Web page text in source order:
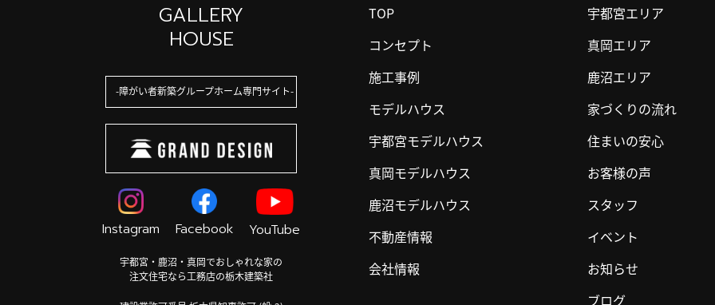
GALLERY
HOUSE
障がい者新築グループホーム専門サイト
Instagram Facebook YouTube
宇都宮・鹿沼・真岡でおしゃれな家の
注文住宅なら工務店の栃木建築社
TOP
コンセプト
施工事例
モデルハウス
宇都宮モデルハウス
真岡モデルハウス
鹿沼モデルハウス
不動産情報
会社情報
宇都宮エリア
真岡エリア
鹿沼エリア
家づくりの流れ
住まいの安心
お客様の声
スタッフ
イベント
お知らせ
ブログ